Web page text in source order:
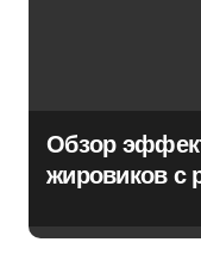
Обзор
жировиков с